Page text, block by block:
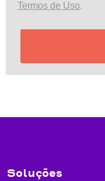
Termos de Uso.
Soluções